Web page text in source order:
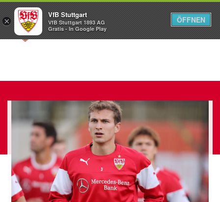
Menü
×
VfB Stuttgart
VfB Stuttgart 1893 AG
Gratis - In Google Play
ÖFFNEN